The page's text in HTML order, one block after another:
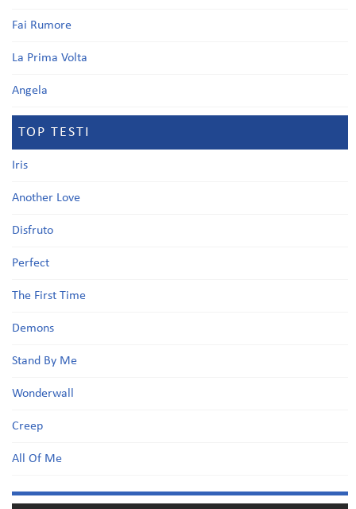
Fai Rumore
La Prima Volta
Angela
TOP TESTI
Iris
Another Love
Disfruto
Perfect
The First Time
Demons
Stand By Me
Wonderwall
Creep
All Of Me